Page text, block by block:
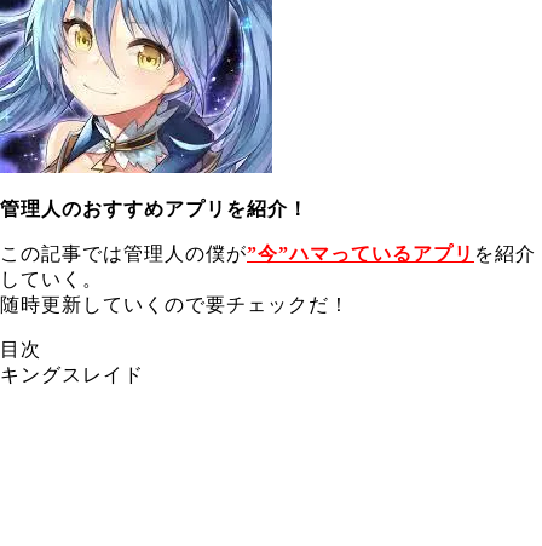
管理人のおすすめアプリを紹介！
この記事では管理人の僕が”今”ハマっているアプリ を紹介
していく。
随時更新していくので要チェックだ！
目次
キングスレイド